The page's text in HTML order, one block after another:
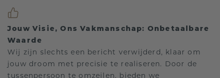
Jouw Visie, Ons Vakmanschap: Onbetaalbare
Waarde
Wij zijn slechts een bericht verwijderd, klaar om
jouw droom met precisie te realiseren. Door de
tussenpersoon te omzeilen, bieden we